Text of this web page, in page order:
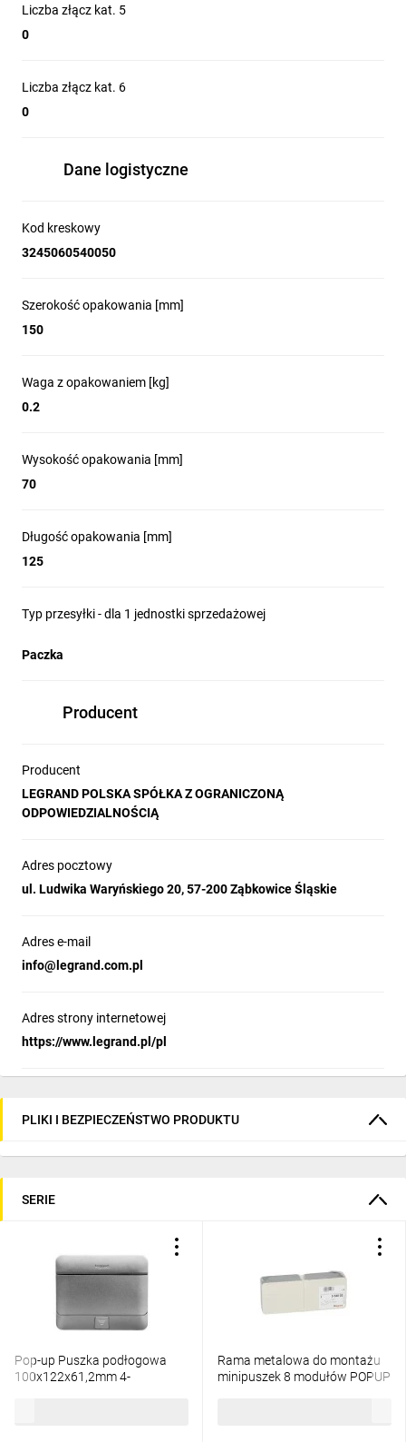
Liczba złącz kat. 5
0
Liczba złącz kat. 6
0
Dane logistyczne
Kod kreskowy
3245060540050
Szerokość opakowania [mm]
150
Waga z opakowaniem [kg]
0.2
Wysokość opakowania [mm]
70
Długość opakowania [mm]
125
Typ przesyłki - dla 1 jednostki sprzedażowej
Paczka
Producent
Producent
LEGRAND POLSKA SPÓŁKA Z OGRANICZONĄ
ODPOWIEDZIALNOŚCIĄ
Adres pocztowy
ul. Ludwika Waryńskiego 20, 57-200 Ząbkowice Śląskie
Adres e-mail
info@legrand.com.pl
Adres strony internetowej
https://www.legrand.pl/pl
PLIKI I BEZPIECZEŃSTWO PRODUKTU
SERIE
Pop-up Puszka podłogowa
100x122x61,2mm 4-
Rama metalowa do montażu
minipuszek 8 modułów POPUP